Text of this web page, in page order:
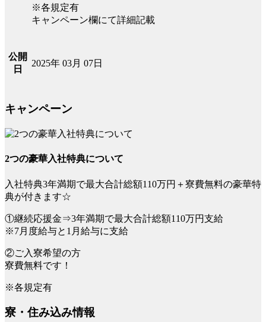
※各規定有
キャンペーン欄にて詳細記載
公開
日
2025年 03月 07日
キャンペーン
2つの豪華入社特典について
入社特典3年満期で最大合計総額110万円＋寮費無料の豪華特
典が付きます☆
①継続応援金⇒3年満期で最大合計総額110万円支給
※7月度給与と1月給与に支給
②ご入寮希望の方
寮費無料です！
※各規定有
寮・住み込み情報